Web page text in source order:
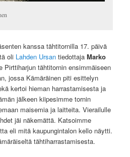
kanssa tähtitornilla 17. päivä
oli Lahden Ursan tiedottajaMarko
Pirttiharjun tähtitornin ensimmäiseen
jossa Kämäräinen piti esittelyn
kertoi hieman harrastamisesta ja
jälkeen kiipesimme tornin
maisemia ja laitteita. Vierailulle
jäi näkemättä. Katsoimme
eli mitä kaupungintalon kello näytti.
tähtiharrastamisesta.